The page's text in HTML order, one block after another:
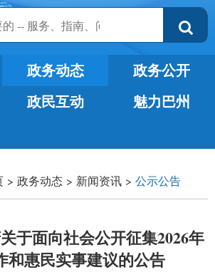
政务动态
政务公开
政民互动
魅力巴州
> 政务动态 > 新闻资讯 > 公示公告
于面向社会公开征集2026年
和惠民实事建议的公告